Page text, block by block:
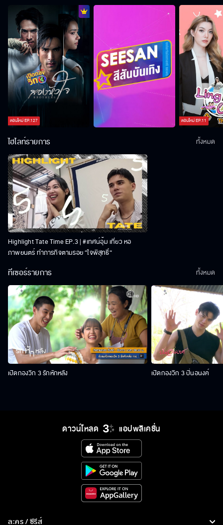
ตอนใหม่EP.127 ตอนใหม่EP.11
ไฮไลท์รายการ
Highlight Tate Time EP.3 | #เทศน์อุ้ม เที่ยว หอ
ภาพยนตร์ ทำภารกิจตามรอย “ใจพิสุทธิ์“
ทั้งหมด
ทีเซอร์รายการ
เปิดกองวิก 3 รักหักหลัง เปิดกองวิก 3 ปิ่นอนงค์
ทั้งหมด
ดาวน์โหลด แอปพลิเคชั่น
ละคร / ซีรีส์